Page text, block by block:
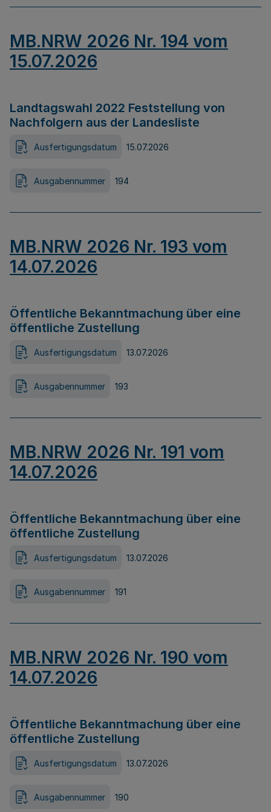
MB.NRW 2026 Nr. 194 vom
15.07.2026
Landtagswahl 2022 Feststellung von
Nachfolgern aus der Landesliste
Ausfertigungsdatum 15.07.2026
Ausgabennummer 194
MB.NRW 2026 Nr. 193 vom
14.07.2026
Öffentliche Bekanntmachung über eine
öffentliche Zustellung
Ausfertigungsdatum 13.07.2026
Ausgabennummer 193
MB.NRW 2026 Nr. 191 vom
14.07.2026
Öffentliche Bekanntmachung über eine
öffentliche Zustellung
Ausfertigungsdatum 13.07.2026
Ausgabennummer 191
MB.NRW 2026 Nr. 190 vom
14.07.2026
Öffentliche Bekanntmachung über eine
öffentliche Zustellung
Ausfertigungsdatum 13.07.2026
Ausgabennummer 190